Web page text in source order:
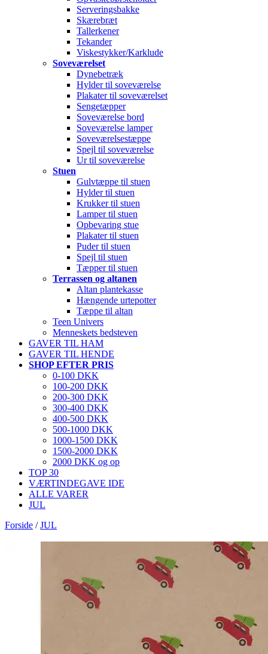
Serveringsbakke
Skærebræt
Tallerkener
Tekander
Viskestykker/Karklude
Soveværelset
Dynebetræk
Hylder til soveværelse
Plakater til soveværelset
Sengetæpper
Soveværelse bord
Soveværelse lamper
Soveværelsestæppe
Spejl til soveværelse
Ur til soveværelse
Stuen
Gulvtæppe til stuen
Hylder til stuen
Krukker til stuen
Lamper til stuen
Opbevaring stue
Plakater til stuen
Puder til stuen
Spejl til stuen
Tæpper til stuen
Terrassen og altanen
Altan plantekasse
Hængende urtepotter
Tæppe til altan
Teen Univers
Menneskets bedsteven
GAVER TIL HAM
GAVER TIL HENDE
SHOP EFTER PRIS
0-100 DKK
100-200 DKK
200-300 DKK
300-400 DKK
400-500 DKK
500-1000 DKK
1000-1500 DKK
1500-2000 DKK
2000 DKK og op
TOP 30
VÆRTINDEGAVE IDE
ALLE VARER
JUL
Forside /JUL